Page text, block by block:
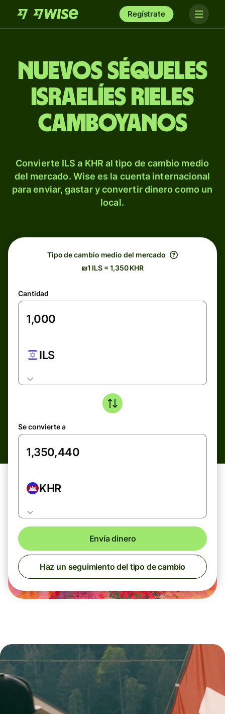
Regístrate
Nuevos séqueles
israelíes rieles
camboyanos
Convierte ILS a KHR al tipo de cambio medio
del mercado. Wise es la cuenta internacional
para enviar, gastar y convertir dinero como un
local.
Tipo de cambio medio del mercado
₪1 ILS = 1,350 KHR
Cantidad
ILS
Se convierte a
KHR
Envía dinero
Haz un seguimiento del tipo de cambio